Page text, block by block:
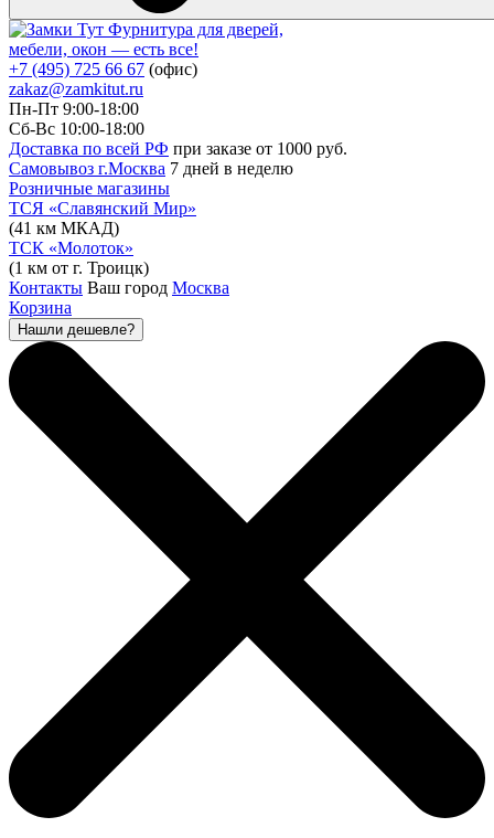
Фурнитура для дверей,
мебели, окон — есть все!
+7 (495) 725 66 67 (офис)
zakaz@zamkitut.ru
Пн-Пт 9:00-18:00
Сб-Вс 10:00-18:00
Доставка по всей РФ при заказе от 1000 руб.
Самовывоз г.Москва 7 дней в неделю
Розничные магазины
ТСЯ «Славянский Мир»
(41 км МКАД)
ТСК «Молоток»
(1 км от г. Троицк)
Контакты Ваш город Москва
Корзина
Нашли дешевле?